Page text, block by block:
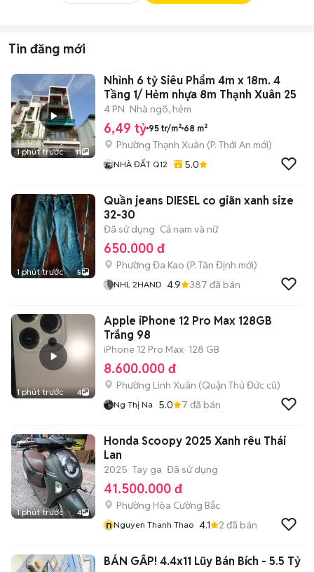
Tin đăng mới
1 phút trước 11
Nhỉnh 6 tỷ Siêu Phẩm 4m x 18m. 4
Tầng 1/ Hẻm nhựa 8m Thạnh Xuân 25
4 PN Nhà ngõ, hẻm
6,49 tỷ 95 tr/m² 68 m²
Phường Thạnh Xuân (P. Thới An mới)
NHÀ ĐẤT Q12 5.0
1 phút trước 5
Quần jeans DIESEL co giãn xanh size
32-30
Đã sử dụng Cả nam và nữ
650.000 đ
Phường Đa Kao (P. Tân Định mới)
NHL 2HAND 4.9 387 đã bán
1 phút trước 4
Apple iPhone 12 Pro Max 128GB
Trắng 98
iPhone 12 Pro Max 128 GB
8.600.000 đ
Phường Linh Xuân (Quận Thủ Đức cũ)
Ng Thị Na 5.0 7 đã bán
1 phút trước 4
Honda Scoopy 2025 Xanh rêu Thái
Lan
2025 Tay ga Đã sử dụng
41.500.000 đ
Phường Hòa Cường Bắc
nNguyen Thanh Thao 4.1 2 đã bán
BÁN GẤP! 4.4x11 Lũy Bán Bích - 5.5 Tỷ